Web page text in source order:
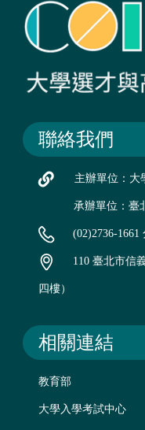
聯絡我們
主辦單位：大
承辦單位：臺
(02)2736-1661
110 臺北市信
四樓）
相關連結
教育部
大學入學考試中心